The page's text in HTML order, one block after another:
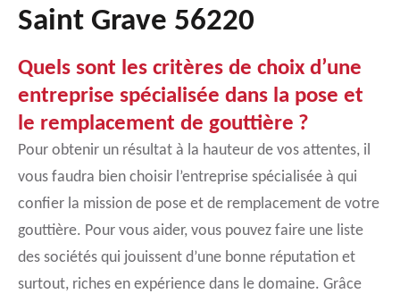
Saint Grave 56220
Quels sont les critères de choix d’une
entreprise spécialisée dans la pose et
le remplacement de gouttière ?
Pour obtenir un résultat à la hauteur de vos attentes, il
vous faudra bien choisir l’entreprise spécialisée à qui
confier la mission de pose et de remplacement de votre
gouttière. Pour vous aider, vous pouvez faire une liste
des sociétés qui jouissent d’une bonne réputation et
surtout, riches en expérience dans le domaine. Grâce